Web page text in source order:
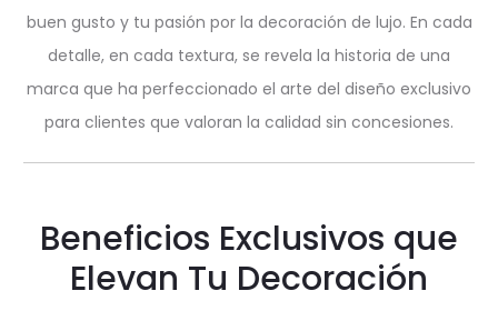
buen gusto y tu pasión por la decoración de lujo. En cada
detalle, en cada textura, se revela la historia de una
marca que ha perfeccionado el arte del diseño exclusivo
para clientes que valoran la calidad sin concesiones.
Beneficios Exclusivos que
Elevan Tu Decoración